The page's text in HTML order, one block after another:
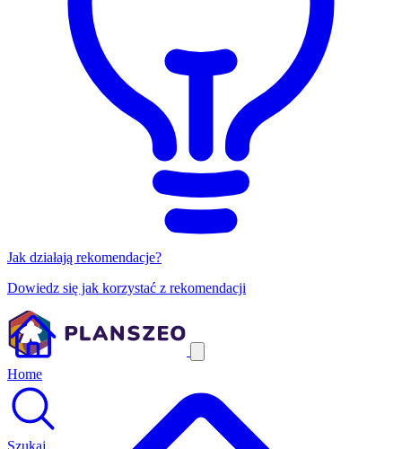
Jak działają rekomendacje?
Dowiedz się jak korzystać z rekomendacji
Home
Szukaj